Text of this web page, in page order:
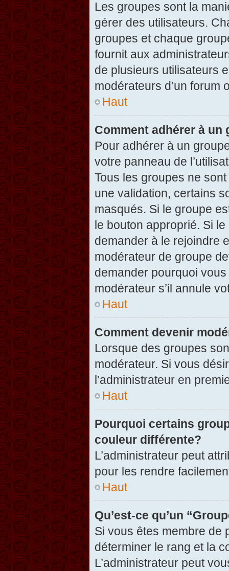
Les groupes sont la
gérer des utilisateurs.
groupes et chaque
fournit aux
de plusieurs utilisateurs
modérateurs d’un forum
Haut
Comment adhérer à un
Pour adhérer à un
votre panneau de
Tous les groupes ne
une validation, certains
masqués. Si le groupe
le bouton approprié. Si
demander à le rejoindre
modérateur de groupe
demander pourquoi
modérateur s’il annule
Haut
Comment devenir
Lorsque des groupes
modérateur. Si vous
l’administrateur en
Haut
Pourquoi certains
couleur différente?
L’administrateur peut
pour les rendre
Haut
Qu’est-ce qu’un
Si vous êtes membre de
déterminer le rang et la
L’administrateur peut